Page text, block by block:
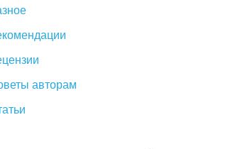
авторам